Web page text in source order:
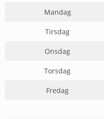
Mandag
Tirsdag
Onsdag
Torsdag
Fredag